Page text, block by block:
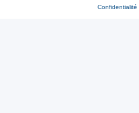
Confidentialité